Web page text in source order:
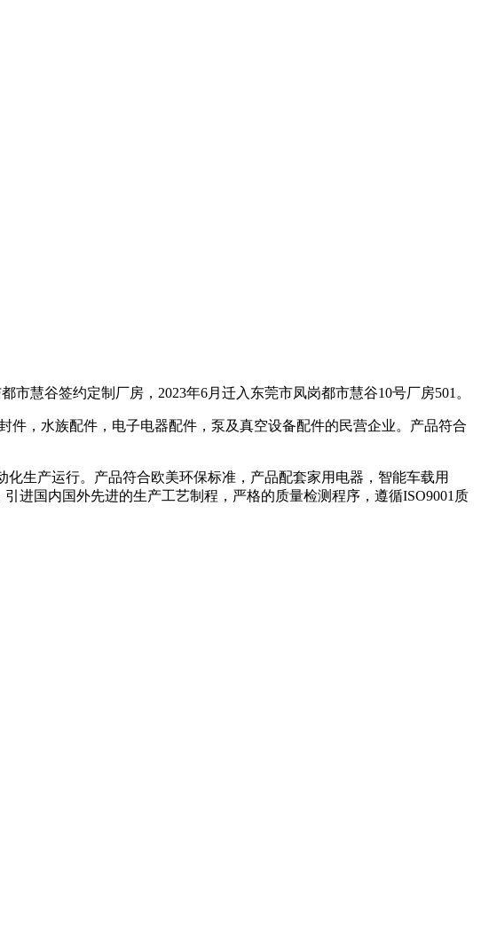
市慧谷签约定制厂房， 2023年6月 迁入 东莞市凤岗都市慧谷10号厂房501 。
件，水族配件，电子电器配件，泵及真空设备配件的民营企业。产品符合
生产运行。产品符合欧美环保标准，产品配套家用电器，智能车载用
进国内国外先进的生产工艺制程，严格的质量检测程序，遵循ISO9001 质